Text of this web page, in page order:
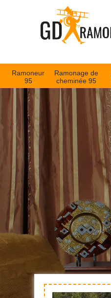
Ramoneur
95
Ramonage de
cheminée 95